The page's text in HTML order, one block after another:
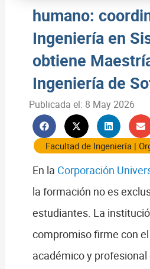
humano:
Ingeniería en
obtiene
Ingeniería de
Publicada el: 8 May 2026
Facultad de Ingeniería|
En la Corporación
la formación no es
estudiantes. La
compromiso firme con
académico y